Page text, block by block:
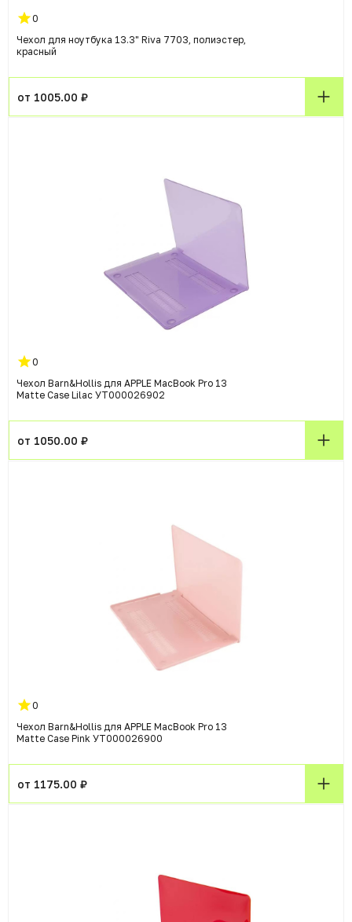
0
Чехол для ноутбука 13.3" Riva 7703, полиэстер,
красный
от 1005.00 ₽
0
Чехол Barn&Hollis для APPLE MacBook Pro 13
Matte Case Lilac УТ000026902
от 1050.00 ₽
0
Чехол Barn&Hollis для APPLE MacBook Pro 13
Matte Case Pink УТ000026900
от 1175.00 ₽